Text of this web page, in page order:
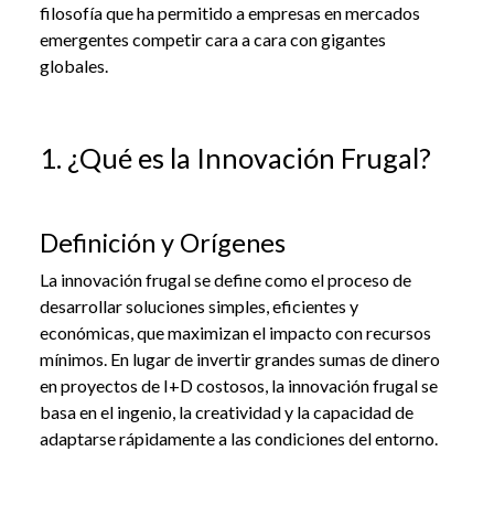
filosofía que ha permitido a empresas en mercados
emergentes competir cara a cara con gigantes
globales.
1. ¿Qué es la Innovación Frugal?
Definición y Orígenes
La innovación frugal se define como el proceso de
desarrollar soluciones simples, eficientes y
económicas, que maximizan el impacto con recursos
mínimos. En lugar de invertir grandes sumas de dinero
en proyectos de I+D costosos, la innovación frugal se
basa en el ingenio, la creatividad y la capacidad de
adaptarse rápidamente a las condiciones del entorno.